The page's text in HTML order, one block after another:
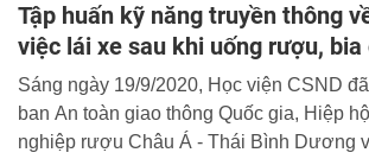
Tập huấn kỹ năng truyền thông
việc lái xe sau khi uống rượu, bia
Sáng ngày 19/9/2020, Học viện CSND
ban An toàn giao thông Quốc gia, Hiệp
nghiệp rượu Châu Á - Thái Bình Dương